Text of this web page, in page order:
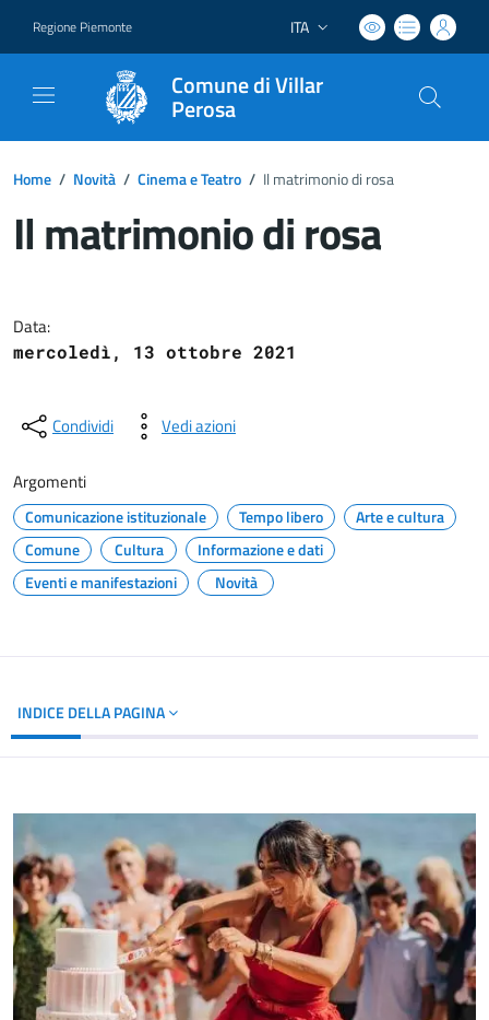
Regione Piemonte Lingua attiva:
ITA
Comune di Villar
Perosa
Home / Novità / Cinema e Teatro / Il matrimonio di rosa
Il matrimonio di rosa
Data:
mercoledì, 13 ottobre 2021
Condividi Vedi azioni
Argomenti
Comunicazione istituzionale Tempo libero
Arte e cultura
Comune
Cultura
Informazione e dati
Eventi e manifestazioni
Novità
INDICE DELLA PAGINA